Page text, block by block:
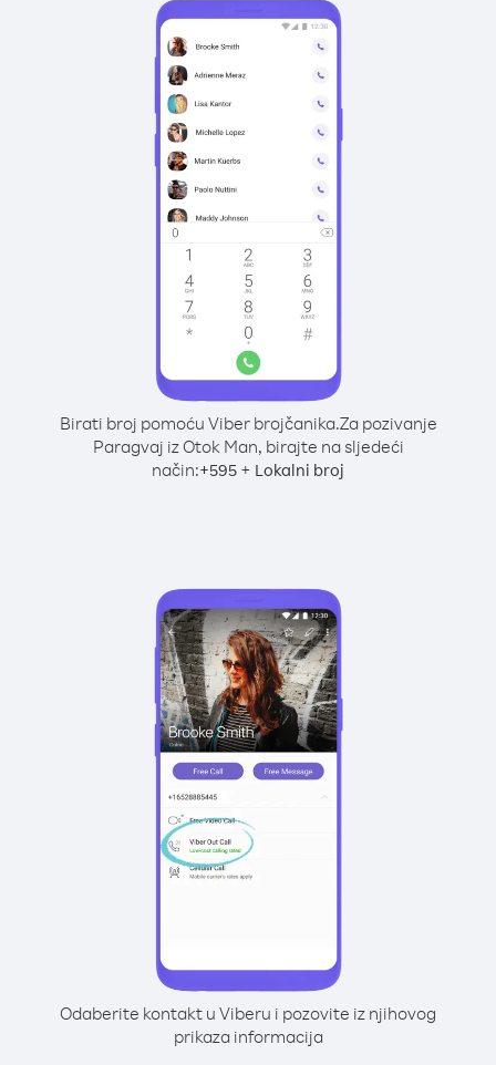
Birati broj pomoću Viber brojčanika.Za pozivanje
Paragvaj iz Otok Man, birajte na sljedeći
način:+595 + Lokalni broj
Odaberite kontakt u Viberu i pozovite iz njihovog
prikaza informacija